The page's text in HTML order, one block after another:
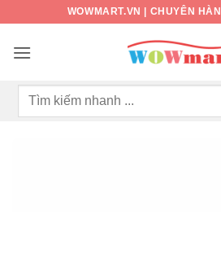
nội
WOWMART.VN | CHUYÊN
Tìm